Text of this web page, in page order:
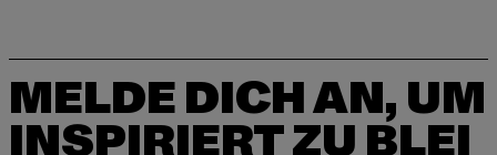
MELDE DICH AN, UM
INSPIRIERT ZU BLEI